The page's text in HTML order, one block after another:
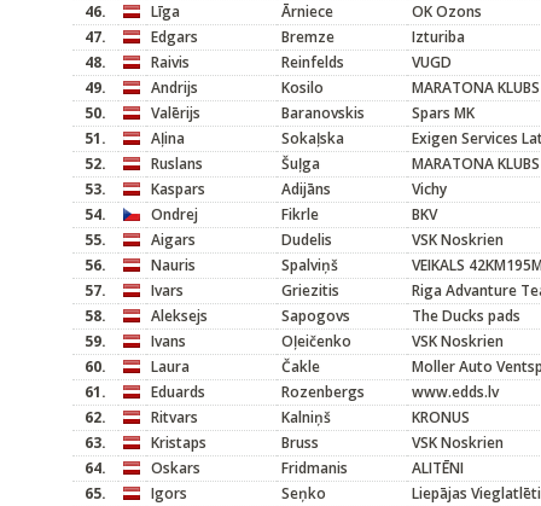
46.
Līga Ārniece
OK Ozons
47.
Edgars Bremze
Izturiba
48.
Raivis Reinfelds
VUGD
49.
Andrijs Kosilo
MARATONA KLUBS
50.
Valērijs Baranovskis
Spars MK
51.
Aļina Sokaļska
Exigen Services
52.
Ruslans Šuļga
MARATONA KLUBS
53.
Kaspars Adijāns
Vichy
54.
Ondrej Fikrle
BKV
55.
Aigars Dudelis
VSK Noskrien
56.
Nauris Spalviņš
VEIKALS
57.
Ivars Griezitis
Riga Advanture
58.
Aleksejs Sapogovs
The Ducks pads
59.
Ivans Oļeičenko
VSK Noskrien
60.
Laura Čakle
Moller Auto
61.
Eduards Rozenbergs
www.edds.lv
62.
Ritvars Kalniņš
KRONUS
63.
Kristaps Bruss
VSK Noskrien
64.
Oskars Fridmanis
ALITĒNI
65.
Igors Seņko
Liepājas